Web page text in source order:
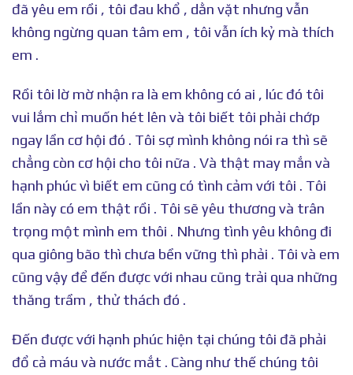
đã yêu em rồi , tôi đau khổ , dằn vặt nhưng vẫn
không ngừng quan tâm em , tôi vẫn ích kỷ mà thích
em .
Rồi tôi lờ mờ nhận ra là em không có ai , lúc đó tôi
vui lắm chỉ muốn hét lên và tôi biết tôi phải chớp
ngay lần cơ hội đó . Tôi sợ mình không nói ra thì sẽ
chẳng còn cơ hội cho tôi nữa . Và thật may mắn và
hạnh phúc vì biết em cũng có tình cảm với tôi . Tôi
lần này có em thật rồi . Tôi sẽ yêu thương và trân
trọng một mình em thôi . Nhưng tình yêu không đi
qua giông bão thì chưa bền vững thì phải . Tôi và em
cũng vậy để đến được với nhau cũng trải qua những
thăng trầm , thử thách đó .
Đến được với hạnh phúc hiện tại chúng tôi đã phải
đổ cả máu và nước mắt . Càng như thế chúng tôi